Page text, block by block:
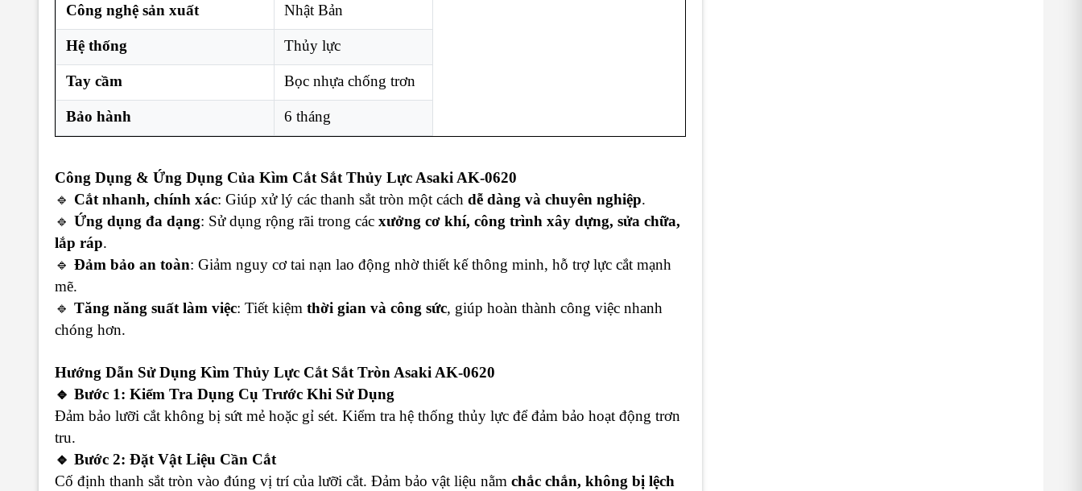
Công nghệ sản xuất Nhật Bản
Hệ thống Thủy lực
Tay cầm Bọc nhựa chống trơn
Bảo hành 6 tháng
Công Dụng & Ứng Dụng Của Kìm Cắt Sắt Thủy Lực Asaki AK-0620
🔹 Cắt nhanh, chính xác: Giúp xử lý các thanh sắt tròn một cách dễ dàng và chuyên nghiệp.
🔹 Ứng dụng đa dạng: Sử dụng rộng rãi trong các xưởng cơ khí, công trình xây dựng, sửa chữa,
lắp ráp.
🔹 Đảm bảo an toàn: Giảm nguy cơ tai nạn lao động nhờ thiết kế thông minh, hỗ trợ lực cắt mạnh
mẽ.
🔹 Tăng năng suất làm việc: Tiết kiệm thời gian và công sức, giúp hoàn thành công việc nhanh
chóng hơn.
Hướng Dẫn Sử Dụng Kìm Thủy Lực Cắt Sắt Tròn Asaki AK-0620
🔹 Bước 1: Kiểm Tra Dụng Cụ Trước Khi Sử Dụng
Đảm bảo lưỡi cắt không bị sứt mẻ hoặc gỉ sét. Kiểm tra hệ thống thủy lực để đảm bảo hoạt động trơn
tru.
🔹 Bước 2: Đặt Vật Liệu Cần Cắt
Cố định thanh sắt tròn vào đúng vị trí của lưỡi cắt. Đảm bảo vật liệu nằm chắc chắn, không bị lệch